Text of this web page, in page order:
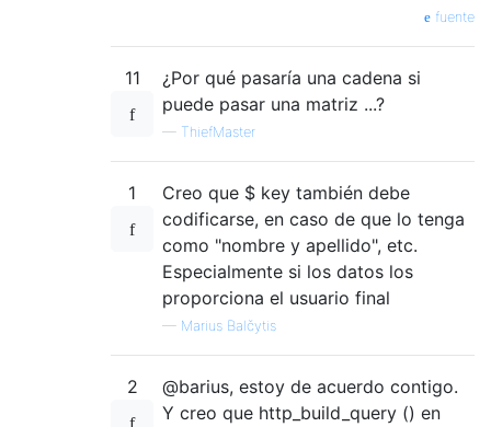
fuente
11
¿Por qué pasaría una cadena si
puede pasar una matriz ...?
— ThiefMaster
1
Creo que $ key también debe
codificarse, en caso de que lo tenga
como "nombre y apellido", etc.
Especialmente si los datos los
proporciona el usuario final
— Marius Balčytis
2
@barius, estoy de acuerdo contigo.
Y creo que http_build_query () en